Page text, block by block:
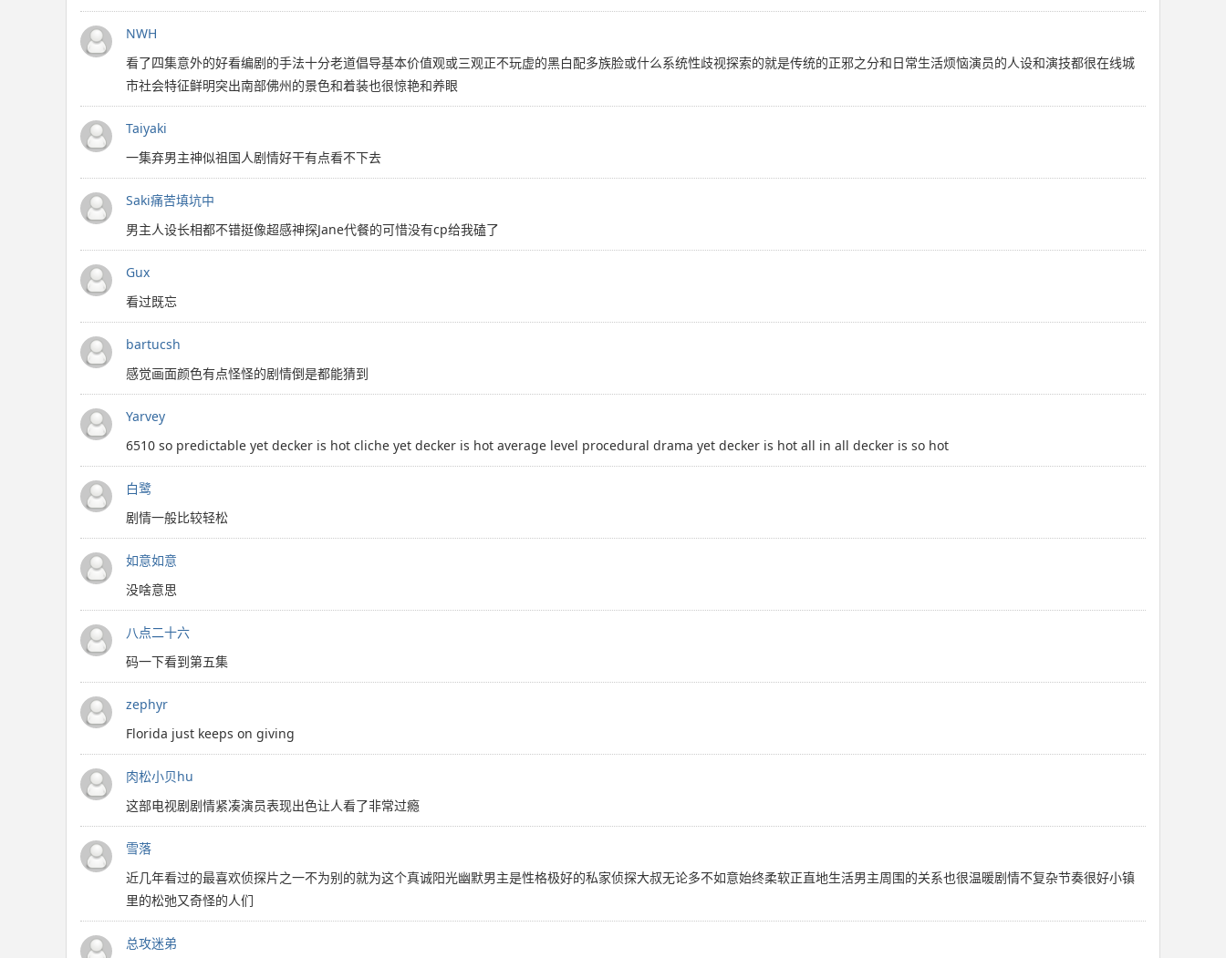
NWH
看了四集意外的好看编剧的手法十分老道倡导基本价值观或三观正不玩虚的黑白配多族脸或什么系统性歧视探索的就是传统的正邪之分和日常生活烦恼演员的人设和演技都很在线城
市社会特征鲜明突出南部佛州的景色和着装也很惊艳和养眼
Taiyaki
一集弃男主神似祖国人剧情好干有点看不下去
Saki痛苦填坑中
男主人设长相都不错挺像超感神探Jane代餐的可惜没有cp给我磕了
Gux
看过既忘
bartucsh
感觉画面颜色有点怪怪的剧情倒是都能猜到
Yarvey
6510 so predictable yet decker is hot cliche yet decker is hot average level procedural drama yet decker is hot all in all decker is so hot
白鹭
剧情一般比较轻松
如意如意
没啥意思
八点二十六
码一下看到第五集
zephyr
Florida just keeps on giving
肉松小贝hu
这部电视剧剧情紧凑演员表现出色让人看了非常过瘾
雪落
近几年看过的最喜欢侦探片之一不为别的就为这个真诚阳光幽默男主是性格极好的私家侦探大叔无论多不如意始终柔软正直地生活男主周围的关系也很温暖剧情不复杂节奏很好小镇
里的松弛又奇怪的人们
总攻迷弟